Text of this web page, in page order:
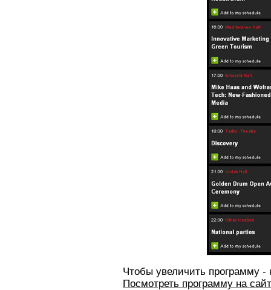
Чтобы увеличить программу -
Посмотреть программу на